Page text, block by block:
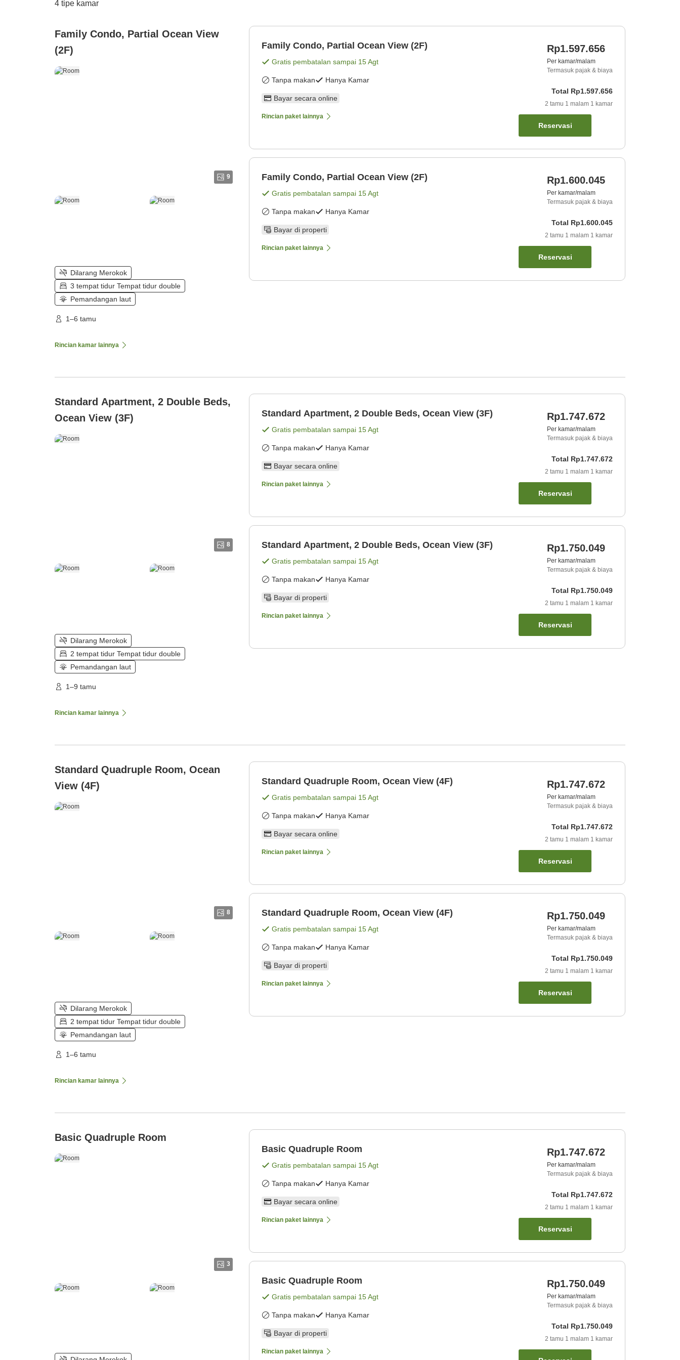
4 tipe kamar
Family Condo, Partial Ocean View
(2F)
9
Dilarang Merokok
3 tempat tidur Tempat tidur double
Pemandangan laut
1–6 tamu
Rincian kamar lainnya
Family Condo, Partial Ocean View (2F)
Gratis pembatalan sampai 15 Agt
Tanpa makan Hanya Kamar
Bayar secara online
Rincian paket lainnya
Rp1.597.656
Per kamar/malam
Termasuk pajak & biaya
Total Rp1.597.656
2 tamu 1 malam 1 kamar
Reservasi
Family Condo, Partial Ocean View (2F)
Gratis pembatalan sampai 15 Agt
Tanpa makan Hanya Kamar
Bayar di properti
Rincian paket lainnya
Rp1.600.045
Per kamar/malam
Termasuk pajak & biaya
Total Rp1.600.045
2 tamu 1 malam 1 kamar
Reservasi
Standard Apartment, 2 Double Beds,
Ocean View (3F)
8
Dilarang Merokok
2 tempat tidur Tempat tidur double
Pemandangan laut
1–9 tamu
Rincian kamar lainnya
Standard Apartment, 2 Double Beds, Ocean View (3F)
Gratis pembatalan sampai 15 Agt
Tanpa makan Hanya Kamar
Bayar secara online
Rincian paket lainnya
Rp1.747.672
Per kamar/malam
Termasuk pajak & biaya
Total Rp1.747.672
2 tamu 1 malam 1 kamar
Reservasi
Standard Apartment, 2 Double Beds, Ocean View (3F)
Gratis pembatalan sampai 15 Agt
Tanpa makan Hanya Kamar
Bayar di properti
Rincian paket lainnya
Rp1.750.049
Per kamar/malam
Termasuk pajak & biaya
Total Rp1.750.049
2 tamu 1 malam 1 kamar
Reservasi
Standard Quadruple Room, Ocean
View (4F)
8
Dilarang Merokok
2 tempat tidur Tempat tidur double
Pemandangan laut
1–6 tamu
Rincian kamar lainnya
Standard Quadruple Room, Ocean View (4F)
Gratis pembatalan sampai 15 Agt
Tanpa makan Hanya Kamar
Bayar secara online
Rincian paket lainnya
Rp1.747.672
Per kamar/malam
Termasuk pajak & biaya
Total Rp1.747.672
2 tamu 1 malam 1 kamar
Reservasi
Standard Quadruple Room, Ocean View (4F)
Gratis pembatalan sampai 15 Agt
Tanpa makan Hanya Kamar
Bayar di properti
Rincian paket lainnya
Rp1.750.049
Per kamar/malam
Termasuk pajak & biaya
Total Rp1.750.049
2 tamu 1 malam 1 kamar
Reservasi
Basic Quadruple Room
3
Basic Quadruple Room
Gratis pembatalan sampai 15 Agt
Tanpa makan Hanya Kamar
Bayar secara online
Rincian paket lainnya
Rp1.747.672
Per kamar/malam
Termasuk pajak & biaya
Total Rp1.747.672
2 tamu 1 malam 1 kamar
Reservasi
Basic Quadruple Room
Gratis pembatalan sampai 15 Agt
Tanpa makan Hanya Kamar
Bayar di properti
Rincian paket lainnya
Rp1.750.049
Per kamar/malam
Termasuk pajak & biaya
Total Rp1.750.049
2 tamu 1 malam 1 kamar